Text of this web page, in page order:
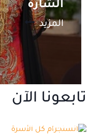
الشارة
المزيد
تابعونا الآن
انستجرام كل الأسرة